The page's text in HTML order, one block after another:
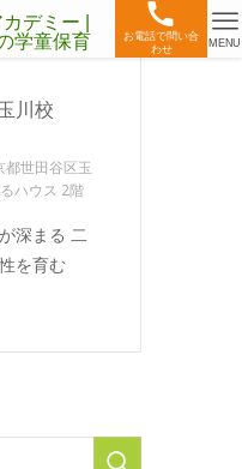
お電話で問い合
わせ
MENU
世田谷区玉
ハウス 2階
深まる 二
を育む